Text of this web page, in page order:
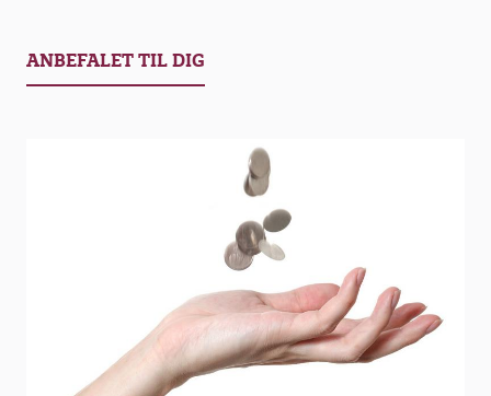
Her kan du læse om overenskomst for
indsende en lønseddel og beskriv kort
problemet. Angiv dit navn, dit
telefonnummer og din e-mail adresse. Skriv
for eksempel ’Løntjek for pædagoger’ i
emnefeltet på din e-mail, hvortil du
vedhæfter lønsedlen eller et billede af
lønsedlen. Så lidt skal der til.
ANBEFALET TIL DIG